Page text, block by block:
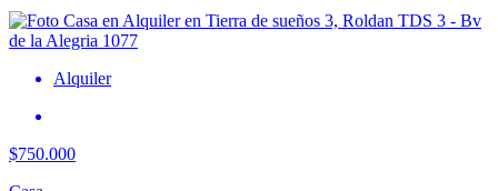
Alquiler
$750.000